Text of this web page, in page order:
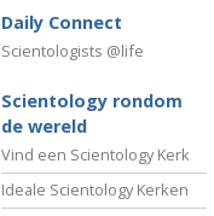
Daily Connect
Scientologists @life
Scientology rondom
de wereld
Vind een Scientology Kerk
Ideale Scientology Kerken